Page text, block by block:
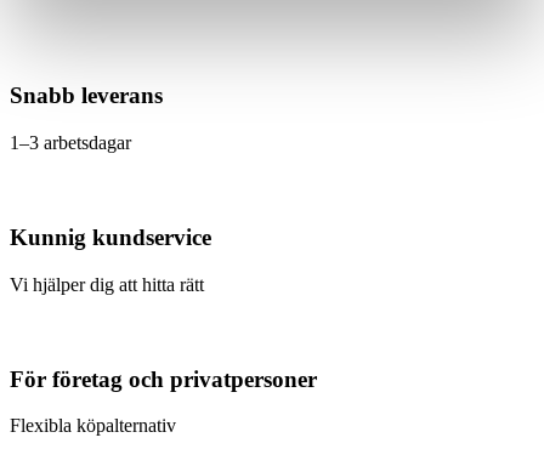
Snabb leverans
1–3 arbetsdagar
Kunnig kundservice
Vi hjälper dig att hitta rätt
För företag och privatpersoner
Flexibla köpalternativ